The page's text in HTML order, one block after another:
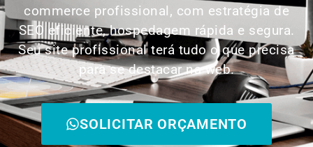
commerce profissional, com estratégia de
SEO eficiente, hospedagem rápida e segura.
Seu site profissional terá tudo o que precisa
para se destacar na web.
SOLICITAR ORÇAMENTO